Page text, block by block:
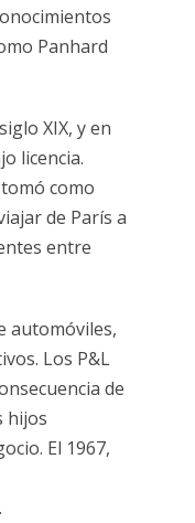
Panhard
XIX, y en
licencia.
como
de París a
entre
automóviles,
Los P&L
de
hijos
El 1967,